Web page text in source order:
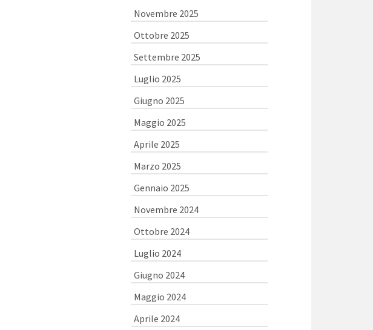
Novembre 2025
Ottobre 2025
Settembre 2025
Luglio 2025
Giugno 2025
Maggio 2025
Aprile 2025
Marzo 2025
Gennaio 2025
Novembre 2024
Ottobre 2024
Luglio 2024
Giugno 2024
Maggio 2024
Aprile 2024